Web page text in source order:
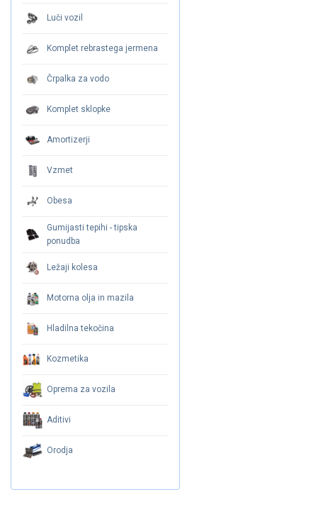
Luči vozil
Komplet rebrastega jermena
Črpalka za vodo
Komplet sklopke
Amortizerji
Vzmet
Obesa
Gumijasti tepihi - tipska
ponudba
Ležaji kolesa
Motorna olja in mazila
Hladilna tekočina
Kozmetika
Oprema za vozila
Aditivi
Orodja